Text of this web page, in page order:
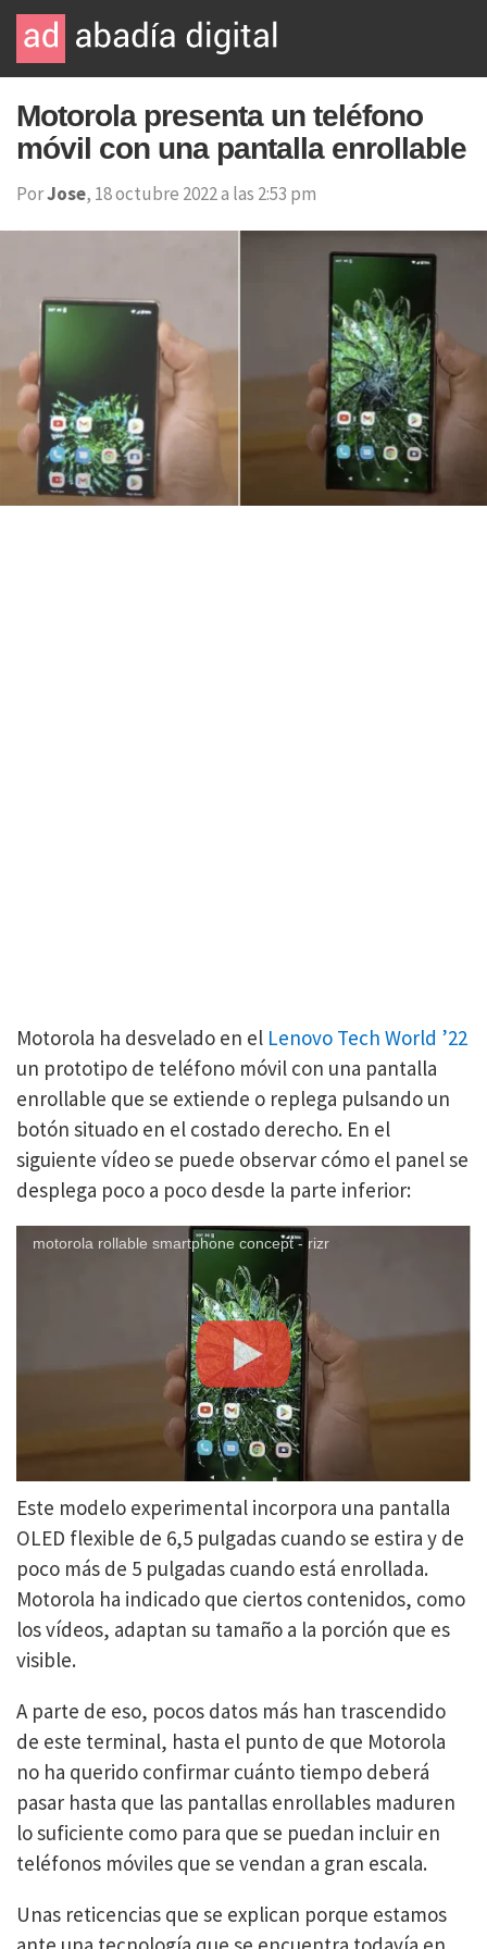
Motorola presenta un teléfono
móvil con una pantalla enrollable
PorJose, 18 octubre 2022 a las 2:53 pm
Motorola ha desvelado en el Lenovo Tech World ’22
un prototipo de teléfono móvil con una pantalla
enrollable que se extiende o replega pulsando un
botón situado en el costado derecho. En el
siguiente vídeo se puede observar cómo el panel se
desplega poco a poco desde la parte inferior:
motorola rollable smartphone concept - rizr
Este modelo experimental incorpora una pantalla
OLED flexible de 6,5 pulgadas cuando se estira y de
poco más de 5 pulgadas cuando está enrollada.
Motorola ha indicado que ciertos contenidos, como
los vídeos, adaptan su tamaño a la porción que es
visible.
A parte de eso, pocos datos más han trascendido
de este terminal, hasta el punto de que Motorola
no ha querido confirmar cuánto tiempo deberá
pasar hasta que las pantallas enrollables maduren
lo suficiente como para que se puedan incluir en
teléfonos móviles que se vendan a gran escala.
Unas reticencias que se explican porque estamos